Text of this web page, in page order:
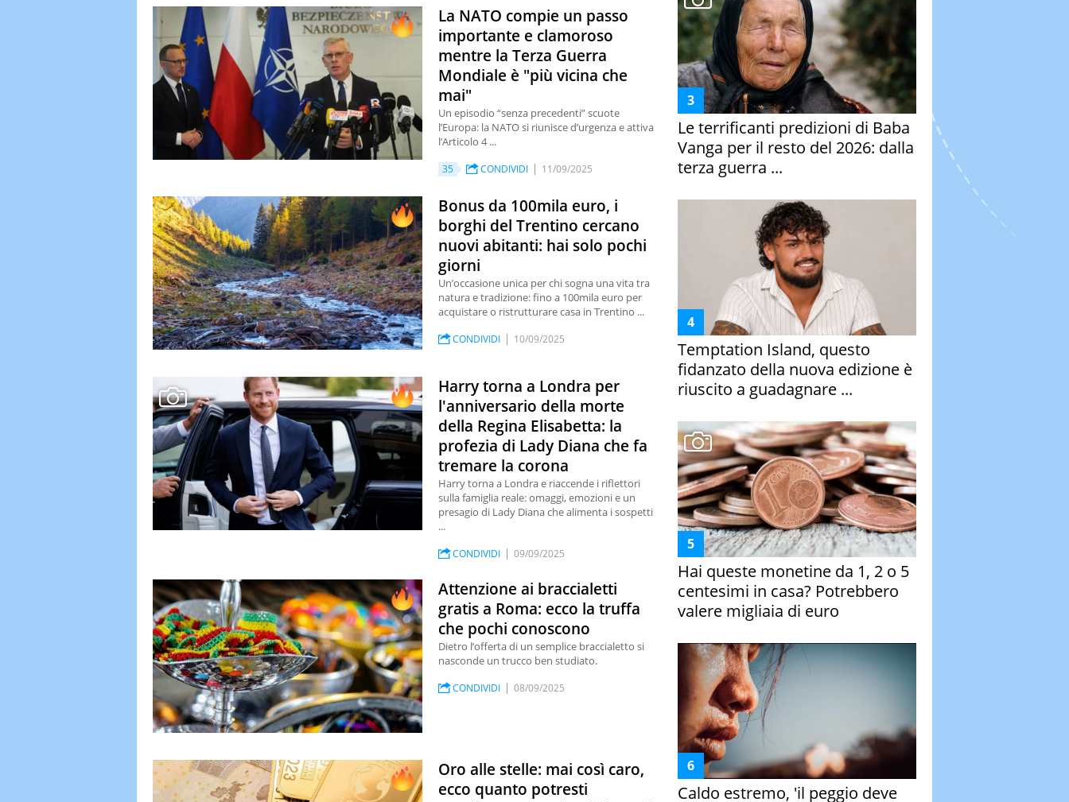
La NATO compie un passo
importante e clamoroso
mentre la Terza Guerra
Mondiale è "più vicina che
mai"
Un episodio “senza precedenti” scuote
l’Europa: la NATO si riunisce d’urgenza e attiva
l’Articolo 4 ...
35 CONDIVIDI 11/09/2025
Bonus da 100mila euro, i
borghi del Trentino cercano
nuovi abitanti: hai solo pochi
giorni
Un’occasione unica per chi sogna una vita tra
natura e tradizione: fino a 100mila euro per
acquistare o ristrutturare casa in Trentino ...
CONDIVIDI 10/09/2025
Harry torna a Londra per
l'anniversario della morte
della Regina Elisabetta: la
profezia di Lady Diana che fa
tremare la corona
Harry torna a Londra e riaccende i riflettori
sulla famiglia reale: omaggi, emozioni e un
presagio di Lady Diana che alimenta i sospetti
...
CONDIVIDI 09/09/2025
Attenzione ai braccialetti
gratis a Roma: ecco la truffa
che pochi conoscono
Dietro l’offerta di un semplice braccialetto si
nasconde un trucco ben studiato.
CONDIVIDI 08/09/2025
Oro alle stelle: mai così caro,
ecco quanto potresti
Le terrificanti predizioni di Baba
Vanga per il resto del 2026: dalla
terza guerra ...
Temptation Island, questo
fidanzato della nuova edizione è
riuscito a guadagnare ...
Hai queste monetine da 1, 2 o 5
centesimi in casa? Potrebbero
valere migliaia di euro
Caldo estremo, 'il peggio deve